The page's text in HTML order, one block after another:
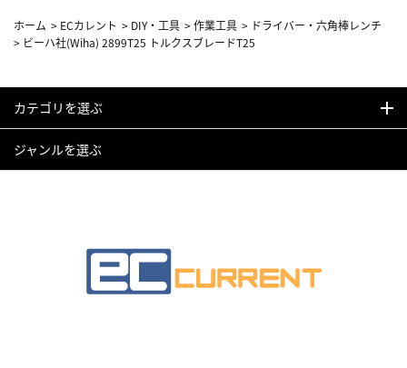
ホーム > ECカレント > DIY・工具 >作業工具 > ドライバー・六角棒レンチ
> ビーハ社(Wiha) 2899T25 トルクスブレードT25
カテゴリを選ぶ
ジャンルを選ぶ